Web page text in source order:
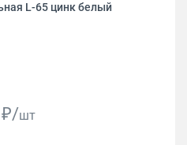
L-65 цинк белый
₽/шт